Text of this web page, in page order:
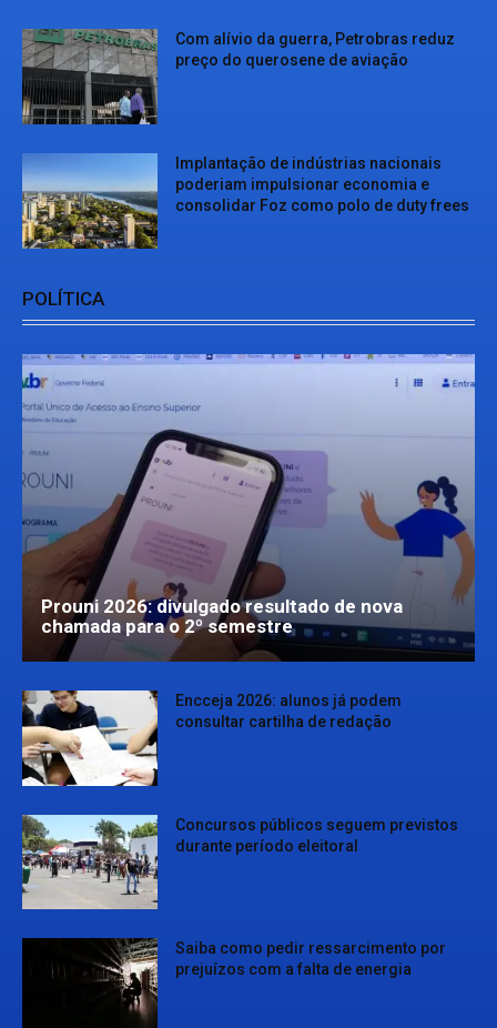
Com alívio da guerra, Petrobras reduz
preço do querosene de aviação
Implantação de indústrias nacionais
poderiam impulsionar economia e
consolidar Foz como polo de duty frees
POLÍTICA
Prouni 2026: divulgado resultado de nova
chamada para o 2º semestre
Encceja 2026: alunos já podem
consultar cartilha de redação
Concursos públicos seguem previstos
durante período eleitoral
Saiba como pedir ressarcimento por
prejuízos com a falta de energia